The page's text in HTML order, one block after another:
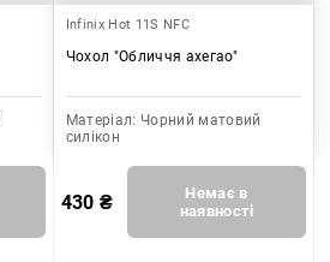
Infinix Hot 11S NFC
Чохол "Обличчя ахегао"
Матеріал: Чорний матовий
силікон
430 ₴
Немає в
наявності